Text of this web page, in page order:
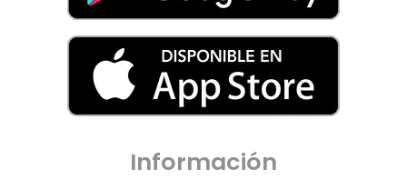
Información